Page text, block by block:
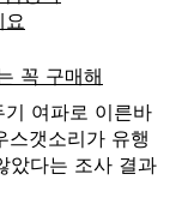
여파로 이른바
갯소리가 유행
았다는 조사 결과